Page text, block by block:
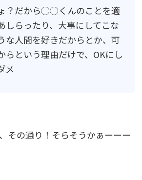
？だから◯◯くんのことを適
しらったり、大事にしてこな
な人間を好きだからとか、可
らという理由だけで、OKにし
メ
その通り！そらそうかぁーーー